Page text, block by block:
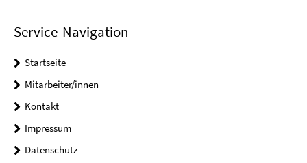
Service-Navigation
Startseite
Mitarbeiter/innen
Kontakt
Impressum
Datenschutz